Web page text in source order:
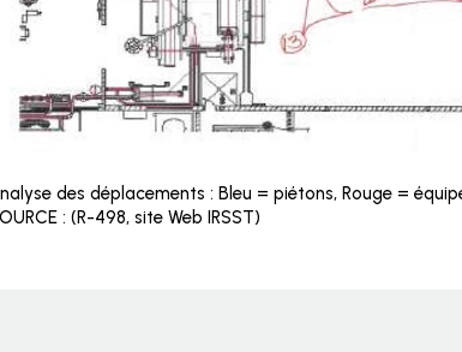
des déplacements : Bleu = piétons, Rouge =
: (R-498, site Web IRSST)